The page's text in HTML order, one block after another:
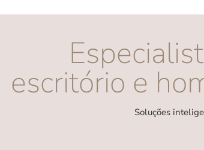
escritório e
Soluções